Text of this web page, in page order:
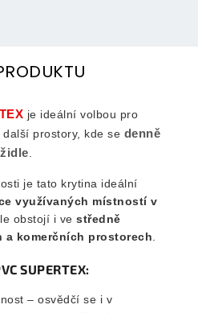
je ideální volbou pro
prostory, kde se denně
.
je tato krytina ideální
využívaných místností v
obstojí i ve středně
a komerčních prostorech.
SUPERTEX:
– osvědčí se i v